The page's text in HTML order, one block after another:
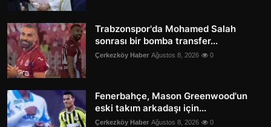
Trabzonspor'da Mohamed Salah
sonrası bir bomba transfer...
Çerkezköy Haber Ağustos 8, 2026 0
Fenerbahçe, Mason Greenwood'un
eski takım arkadaşı için...
Çerkezköy Haber Ağustos 8, 2026 0